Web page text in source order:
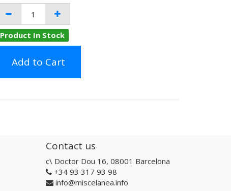
Product In Stock
Add to Cart
Contact us
c\ Doctor Dou 16, 08001 Barcelona
+34 93 317 93 98
info@miscelanea.info